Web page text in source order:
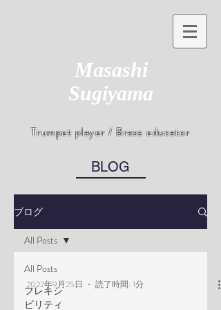
Masashi
Sugiyama
Trumpet player / Brass educator
BLOG
ブログ
All Posts
フレキシ
ビリティ
All Posts
2022年9月25日 読了時間: 1分